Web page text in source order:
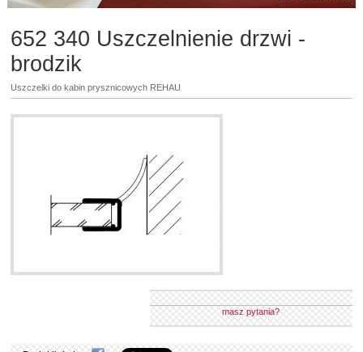
652 340 Uszczelnienie drzwi -
brodzik
Uszczelki do kabin prysznicowych REHAU
masz pytania?